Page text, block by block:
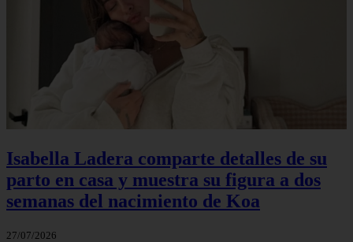
Isabella Ladera comparte detalles de su
parto en casa y muestra su figura a dos
semanas del nacimiento de Koa
27/07/2026